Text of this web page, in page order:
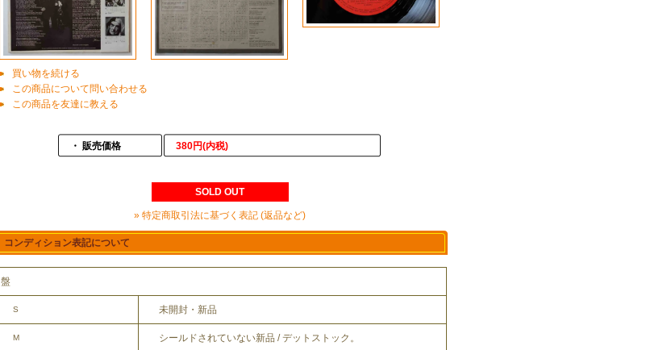
買い物を続ける
この商品について問い合わせる
この商品を友達に教える
・ 販売価格 380円(内税)
SOLD OUT
» 特定商取引法に基づく表記 (返品など)
コンディション表記について
盤
S 未開封・新品
M シールドされていない新品 / デットストック。